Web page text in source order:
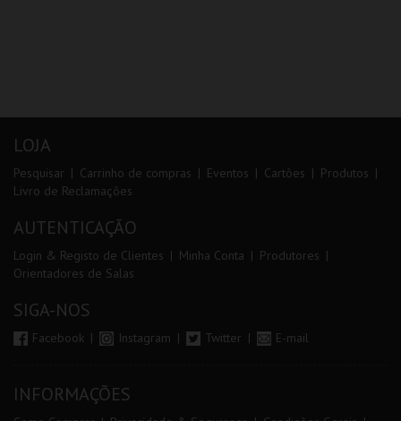
LOJA
Pesquisar Carrinho de compras Eventos Cartões
Produtos
Livro de Reclamações
AUTENTICAÇÃO
Login & Registo de Clientes Minha Conta
Produtores
Orientadores de Salas
SIGA-NOS
Facebook Instagram Twitter E-mail
INFORMAÇÕES